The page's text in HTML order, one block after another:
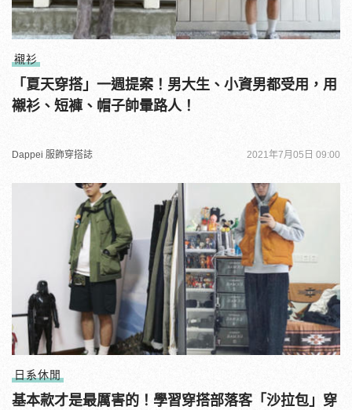
襯衫
「夏天穿搭」一週提案！男大生、小資男都受用，用
襯衫、短褲、帽子帥暈路人！
Dappei 服飾穿搭誌 2021年7月05日 09:00
日系休閒
基本款才是最厲害的！學習穿搭部落客「沙拉包」穿